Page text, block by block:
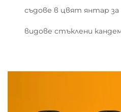
съдове в цвят янтар
видове стъклени